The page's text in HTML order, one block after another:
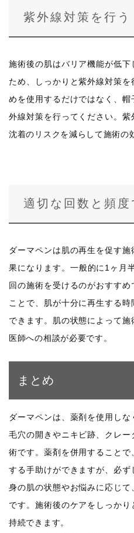
紫外線対策を行う
施術後の肌はバリア機能が低
ため、しっかりと紫外線対策
めを使用するだけではなく、
外線対策を行ってください。
沈着のリスクを減らして施術の
適切な回数と頻
ダーマペンは肌の再生を促す
果になります。一般的に1ヶ月
回の施術を受けるのがおすす
ことで、肌が十分に再生する
できます。肌の状態によって施
医師への相談が必要です。
まとめ
ダーマペンは、薬剤を使用しな
毛穴の開きやニキビ跡、クレ
術です。薬剤を併用すること
する手助けができますが、必
身の肌の状態やお悩みに応じ
です。施術後のケアをしっか
持続できます。